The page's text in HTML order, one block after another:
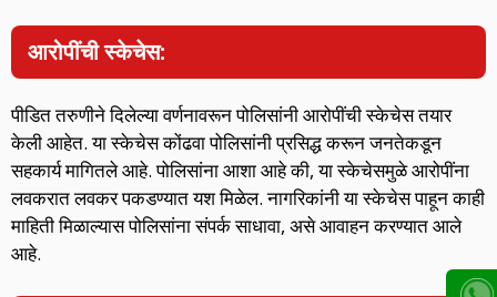
आरोपींची स्केचेस:
पीडित तरुणीने दिलेल्या वर्णनावरून पोलिसांनी आरोपींची स्केचेस तयार
केली आहेत. या स्केचेस कोंढवा पोलिसांनी प्रसिद्ध करून जनतेकडून
सहकार्य मागितले आहे. पोलिसांना आशा आहे की, या स्केचेसमुळे आरोपींना
लवकरात लवकर पकडण्यात यश मिळेल. नागरिकांनी या स्केचेस पाहून काही
माहिती मिळाल्यास पोलिसांना संपर्क साधावा, असे आवाहन करण्यात आले
आहे.